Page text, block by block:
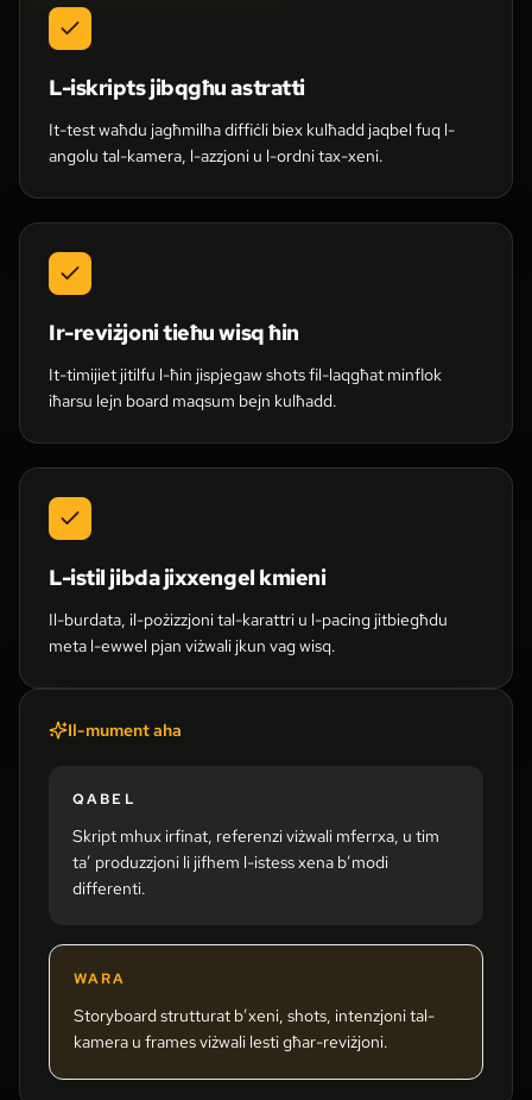
L-iskripts jibqgħu astratti
It-test waħdu jagħmilha diffiċli biex kulħadd jaqbel fuq l-
angolu tal-kamera, l-azzjoni u l-ordni tax-xeni.
Ir-reviżjoni tieħu wisq ħin
It-timijiet jitilfu l-ħin jispjegaw shots fil-laqgħat minflok
iħarsu lejn board maqsum bejn kulħadd.
L-istil jibda jixxengel kmieni
Il-burdata, il-pożizzjoni tal-karattri u l-pacing jitbiegħdu
meta l-ewwel pjan viżwali jkun vag wisq.
Il-mument aha
QABEL
Skript mhux irfinat, referenzi viżwali mferrxa, u tim
ta’ produzzjoni li jifhem l-istess xena b’modi
differenti.
WARA
Storyboard strutturat b’xeni, shots, intenzjoni tal-
kamera u frames viżwali lesti għar-reviżjoni.